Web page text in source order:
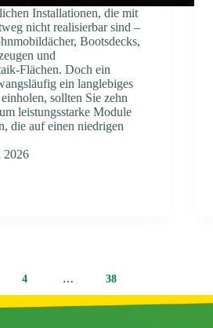
Installationen, die mit
nicht realisierbar sind –
Bootsdecks,
und
Flächen. Doch ein
ein langlebiges
sollten Sie zehn
leistungsstarke Module
die auf einen niedrigen
2026
4 … 38